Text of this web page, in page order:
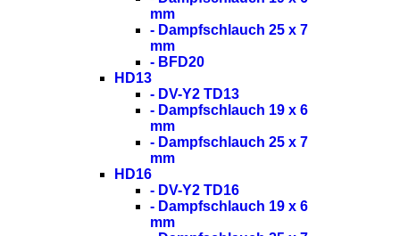
mm
- Dampfschlauch 25 x 7
mm
- BFD20
HD13
- DV-Y2 TD13
- Dampfschlauch 19 x 6
mm
- Dampfschlauch 25 x 7
mm
HD16
- DV-Y2 TD16
- Dampfschlauch 19 x 6
mm